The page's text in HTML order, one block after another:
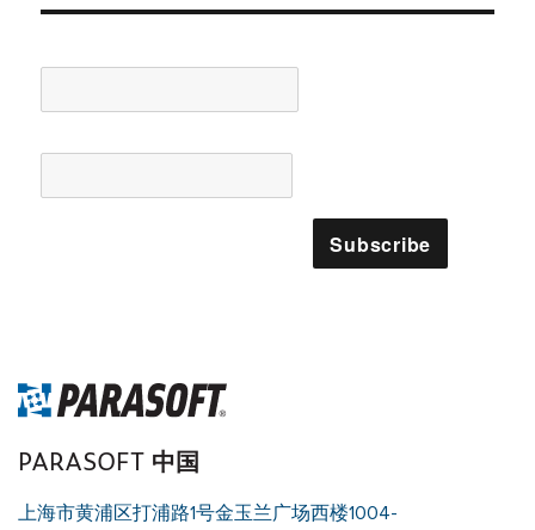
PARASOFT 中国
上海市黄浦区打浦路1号金玉兰广场西楼1004-